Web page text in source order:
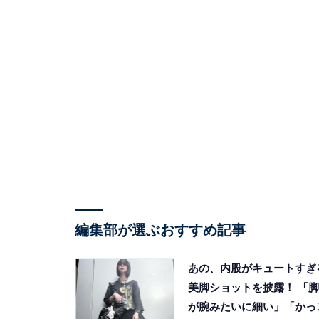
編集部が選ぶおすすめ記事
あの、内股がキュートすぎ
美脚ショットを披露！ 「脚
が腕みたいに細い」「かっ